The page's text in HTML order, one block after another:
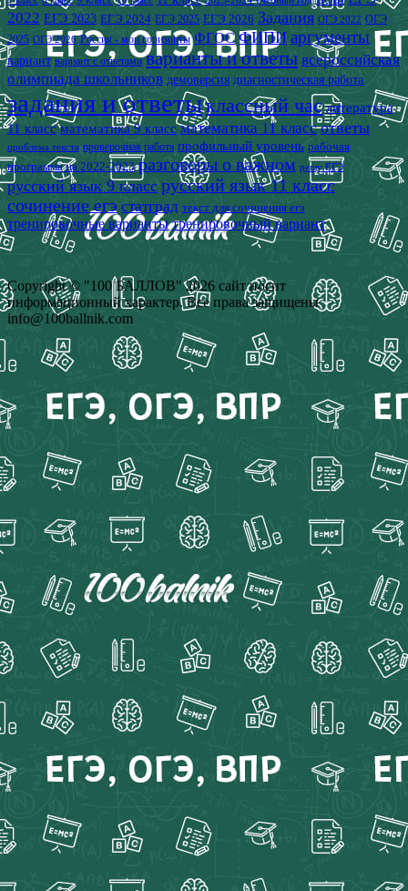
2022 ЕГЭ 2023 ЕГЭ 2024 ЕГЭ 2025 ЕГЭ 2026 Задания ОГЭ 2022 ОГЭ
2025 ОГЭ 2026 Россия - мои горизонты ФГОС ФИПИ аргументы
вариант вариант с ответами варианты и ответы всероссийская
олимпиада школьников демоверсия диагностическая работа
задания и ответыклассный час литература
11 класс математика 9 класс математика 11 класс ответы
проблема текста проверочная работа профильный уровень рабочая
программа на 2022-2023 разговоры о важном решу ЕГЭ
русский язык 9 класс русский язык 11 класс
сочинение егэ статград текст для сочинения егэ
тренировочные варианты тренировочный вариант
Copyright © "100 БАЛЛОВ" 2026 сайт носит
информационный характер. Все права защищены
info@100ballnik.com